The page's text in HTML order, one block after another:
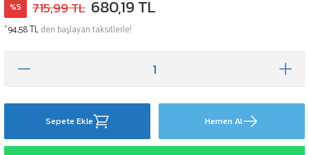
%5 715,99 TL 680,19 TL
*94,58 TLden başlayan taksitlerle!
Sepete Ekle Hemen Al